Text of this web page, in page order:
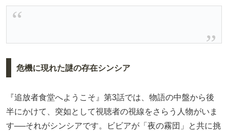
危機に現れた謎の存在シンシア
『追放者食堂へようこそ』第3話では、物語の中盤から後
半にかけて、突如として視聴者の視線をさらう人物がいま
す──それがシンシアです。ビビアが「夜の霧団」と共に挑